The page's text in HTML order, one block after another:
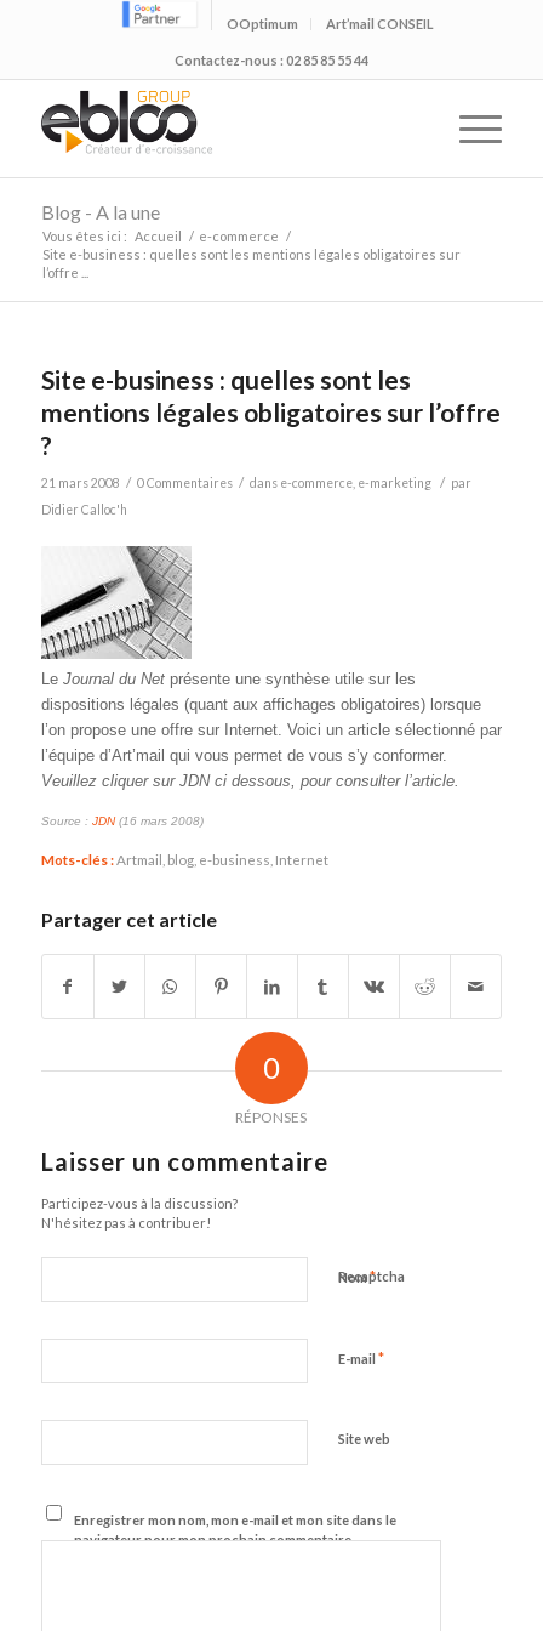
OOptimum Art’mail CONSEIL
Contactez-nous : 02 85 85 55 44
Blog - A la une
Vous êtes ici : Accueil / e-commerce /
Site e-business : quelles sont les mentions légales obligatoires sur
l’offre ...
Site e-business : quelles sont les
mentions légales obligatoires sur l’offre
?
21 mars 2008 / 0 Commentaires / dans e-commerce, e-marketing / par
Didier Calloc'h
Le Journal du Net présente une synthèse utile sur les
dispositions légales (quant aux affichages obligatoires) lorsque
l’on propose une offre sur Internet. Voici un article sélectionné par
l’équipe d’Art’mail qui vous permet de vous s’y conformer.
Veuillez cliquer sur JDN ci dessous, pour consulter l’article.
Source : JDN(16 mars 2008)
Mots-clés :Artmail blog, e-business Internet
Partager cet article
0
RÉPONSES
Laisser un commentaire
Participez-vous à la discussion?
N'hésitez pas à contribuer!
Nom*
E-mail *
Site web
Enregistrer mon nom, mon e-mail et mon site dans le
navigateur pour mon prochain commentaire.
Recaptcha